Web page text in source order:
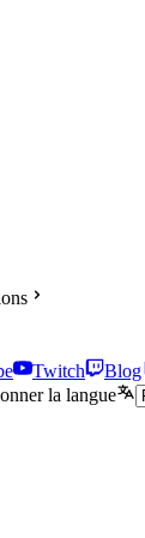
Twitch
Blog
la langue